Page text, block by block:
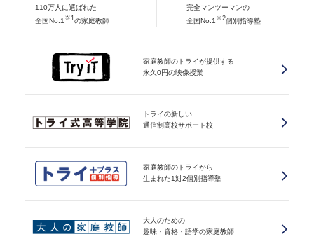
110万人に選ばれた
全国No.1 ※1 の家庭教師
完全マンツーマンの
全国No.1 ※2個別指導塾
家庭教師のトライが提供する
永久0円の映像授業
トライの新しい
通信制高校サポート校
家庭教師のトライから
生まれた1対2個別指導塾
大人のための
趣味・資格・語学の家庭教師